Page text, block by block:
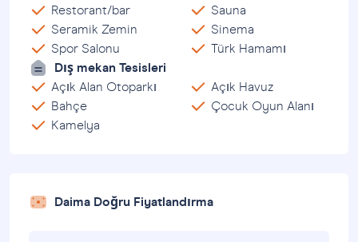
2024 yılında inşa edilen bu daire, 9 katlı bir binanın 4.
katında yer almakta olup, büyüleyici şehir ve doğa
manzarası da dahil olmak üzere daha yüksek bir
kotun avantajlarından yararlanmanıza olanak
sağlamaktadır. Daire, yıl boyunca konforlu bir yaşam
Restorant/bar
Sauna
Seramik Zemin
Sinema
Spor Salonu
Türk Hamamı
Dış mekan Tesisleri
Açık Alan Otoparkı
Açık Havuz
Bahçe
Çocuk Oyun Alanı
Kamelya
Daima Doğru Fiyatlandırma